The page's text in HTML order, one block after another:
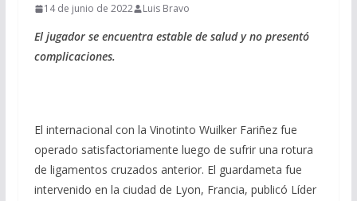
14 de junio de 2022 Luis Bravo
El jugador se encuentra estable de salud y no presentó
complicaciones.
El internacional con la Vinotinto Wuilker Fariñez fue
operado satisfactoriamente luego de sufrir una rotura
de ligamentos cruzados anterior. El guardameta fue
intervenido en la ciudad de Lyon, Francia, publicó Líder